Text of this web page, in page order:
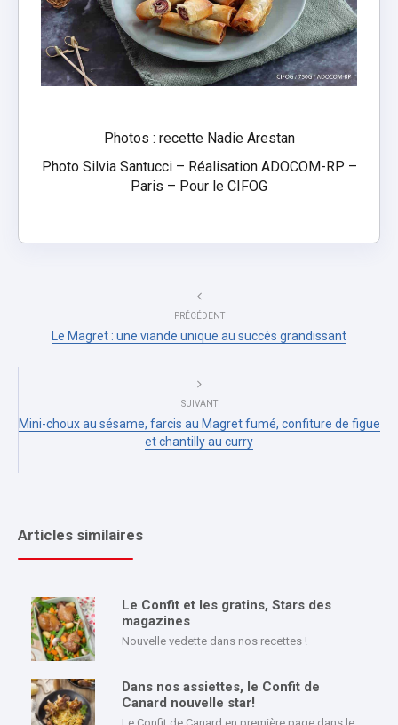
Photos : recette Nadie Arestan
Photo Silvia Santucci – Réalisation ADOCOM-RP –
Paris – Pour le CIFOG
PRÉCÉDENT
Le Magret : une viande unique au succès grandissant
SUIVANT
Mini-choux au sésame, farcis au Magret fumé, confiture de figue
et chantilly au curry
Articles similaires
Le Confit et les gratins, Stars des
magazines
Nouvelle vedette dans nos recettes !
Dans nos assiettes, le Confit de
Canard nouvelle star!